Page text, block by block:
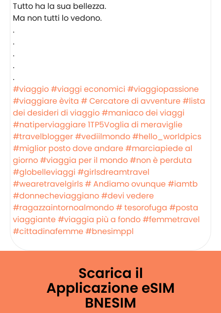
Tutto ha la sua bellezza.
Ma non tutti lo vedono.
.
.
.
.
.
#viaggio#viaggi economici #viaggiopassione
#viaggiare èvita # Cercatore di avventure#lista
dei desideri di viaggio#maniaco dei viaggi
#natiperviaggiare1TP5Voglia di meraviglie
#travelblogger#vediilmondo#hello_worldpics
#miglior posto dove andare#marciapiede al
giorno#viaggia per il mondo#non è perduta
#globelleviaggi #girlsdreamtravel
#wearetravelgirls# Andiamo ovunque#iamtb
#donnecheviaggiano#devi vedere
#ragazzaintornoalmondo# tesorofuga #posta
viaggiante#viaggia più a fondo#femmetravel
#cittadinafemme#bnesimppl
Scarica il
Applicazione eSIM
BNESIM